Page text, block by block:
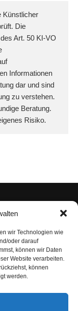
wir Technologien wie
oder darauf
können wir Daten
Website verarbeiten.
können
werden.
Künstlicher
Die
Art. 50 KI-VO
Informationen
dar und sind
zu verstehen.
Beratung.
Risiko.